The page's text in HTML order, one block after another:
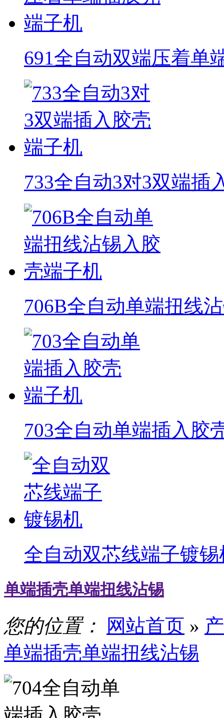
691全自动双端压着单
733全自动3对3双端插
706B全自动单端扭线
703全自动单端插入胶
全自动双芯线端子镀锡
单端插壳单端扭线沾锡
您的位置： 网站首页 »
单端插壳单端扭线沾锡